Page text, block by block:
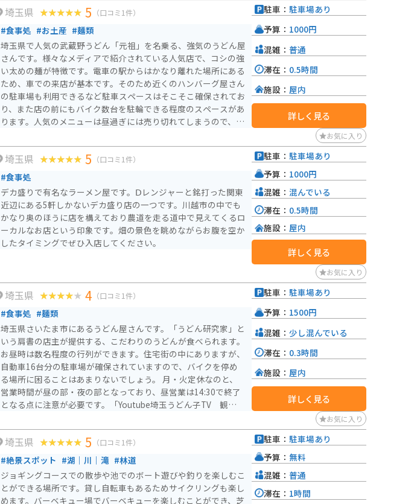
埼玉県 5 （口コミ1件）
#食事処 #お土産 #麺類
埼玉県で人気の武蔵野うどん「元祖」を名乗る、強気のうどん屋
さんです。様々なメディアで紹介されている人気店で、コシの強
い太めの麺が特徴です。電車の駅からはかなり離れた場所にある
ため、車での来店が基本です。そのため近くのハンバーグ屋さん
の駐車場も利用できるなど駐車スペースはそこそこ確保されてお
り、また店の前にもバイク数台を駐輪できる程度のスペースがあ
ります。人気のメニューは昼過ぎには売り切れてしまうので、要
駐車： 駐車場あり
予算： 1000円
混雑： 普通
滞在： 0.5時間
施設： 屋内
詳しく見る
お気に入り
埼玉県 5 （口コミ1件）
#食事処
デカ盛りで有名なラーメン屋です。Ⅾレンジャーと銘打った関東
近辺にある5軒しかないデカ盛り店の一つです。川越市の中でも
かなり奥のほうに店を構えており農道を走る道中で見えてくるロ
ーカルなお店という印象です。畑の景色を眺めながらお腹を空か
したタイミングでぜひ入店してください。
駐車： 駐車場あり
予算： 1000円
混雑： 混んでいる
滞在： 0.5時間
施設： 屋内
詳しく見る
お気に入り
埼玉県 4 （口コミ1件）
#食事処 #麺類
埼玉県さいたま市にあるうどん屋さんです。「うどん研究家」と
いう肩書の店主が提供する、こだわりのうどんが食べられます。
お昼時は数名程度の行列ができます。住宅街の中にありますが、
自動車16台分の駐車場が確保されていますので、バイクを停め
る場所に困ることはあまりないでしょう。 月・火定休なのと、
営業時間が昼の部・夜の部となっており、昼営業は14:30で終了
となる点に注意が必要です。「Youtube埼玉うどん子TV 観光ス
ーは2024年3月7日まで）。
駐車： 駐車場あり
予算： 1500円
混雑： 少し混んでいる
滞在： 0.3時間
施設： 屋内
詳しく見る
お気に入り
埼玉県 5 （口コミ1件）
#絶景スポット #湖｜川｜滝 #林道
ジョギングコースでの散歩や池でのボート遊びや釣りを楽しむこ
とができる場所です。貸し自転車もあるためサイクリングも楽し
めます。バーベキュー場でバーベキューを楽しむことができ、芝
駐車： 駐車場あり
予算： 無料
混雑： 普通
滞在： 1時間